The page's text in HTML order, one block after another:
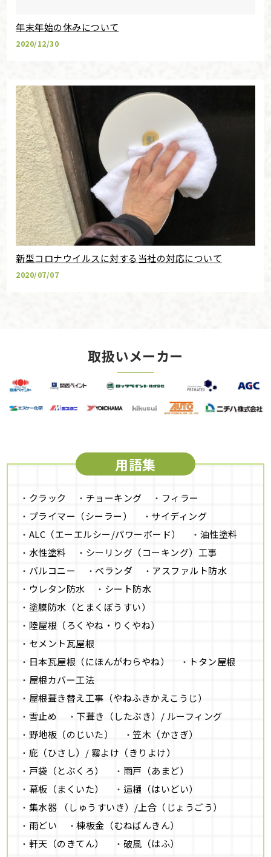
年末年始の休みについて
2020/12/30
新型コロナウイルスに対する当社の対応について
2020/07/07
取扱いメーカー
用語集
クラック チョーキング
フィラー
プライマー（シーラー）
サイディング
ALC（エーエルシー/パワーボード）
油性塗料
水性塗料
シーリング（コーキング）工事
バルコニー
ベランダ
アスファルト防水
ウレタン防水
シート防水
塗膜防水（とまくぼうすい）
陸屋根（ろくやね・りくやね）
セメント瓦屋根
日本瓦屋根（にほんがわらやね）
トタン屋根
屋根カバー工法
屋根葺き替え工事（やねふきかえこうじ）
雪止め
下葺き（したぶき）/ ルーフィング
野地板（のじいた）
笠木（かさぎ）
庇（ひさし）/ 霧よけ（きりよけ）
戸袋（とぶくろ）
雨戸（あまど）
幕板（まくいた）
這樋（はいどい）
集水器 （しゅうすいき）/上合（じょうごう）
雨どい
棟板金（むねばんきん）
軒天（のきてん）
破風（はふ）